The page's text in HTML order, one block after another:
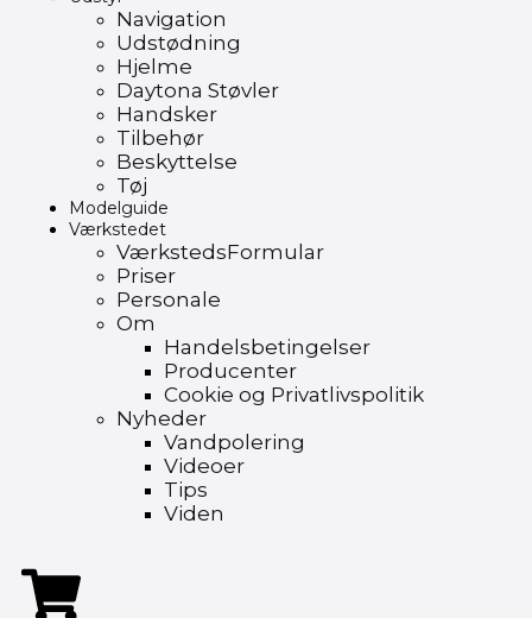
Navigation
Udstødning
Hjelme
Daytona Støvler
Handsker
Tilbehør
Beskyttelse
Tøj
Modelguide
Værkstedet
VærkstedsFormular
Priser
Personale
Om
Handelsbetingelser
Producenter
Cookie og Privatlivspolitik
Nyheder
Vandpolering
Videoer
Tips
Viden